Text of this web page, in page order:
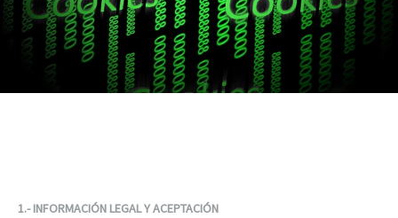
1.- INFORMACIÓN LEGAL Y ACEPTACIÓN